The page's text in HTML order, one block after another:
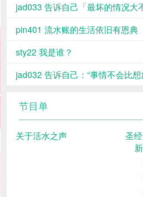
jad033 告诉自己「最坏的情况大
pin401 流水账的生活依旧有恩典
sty22 我是谁？
jad032 告诉自己：“事情不会比想
节目单
关于活水之声
圣经